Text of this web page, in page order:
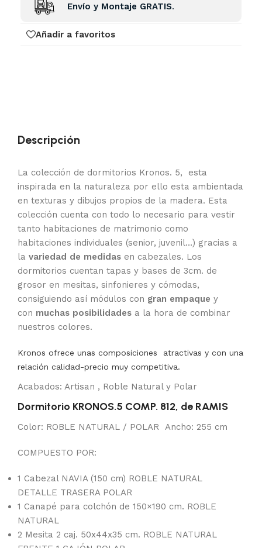
Envío y Montaje GRATIS.
Añadir a favoritos
Descripción
La colección de dormitorios Kronos. 5, esta
inspirada en la naturaleza por ello esta ambientada
en texturas y dibujos propios de la madera. Esta
colección cuenta con todo lo necesario para vestir
tanto habitaciones de matrimonio como
habitaciones individuales (senior, juvenil…) gracias a
la variedad de medidas en cabezales. Los
dormitorios cuentan tapas y bases de 3cm. de
grosor en mesitas, sinfonieres y cómodas,
consiguiendo así módulos con gran empaque y
con muchas posibilidades a la hora de combinar
nuestros colores.
Kronos ofrece unas composiciones atractivas y con una
relación calidad-precio muy competitiva.
Acabados: Artisan , Roble Natural y Polar
Dormitorio KRONOS.5 COMP. 812, de RAMIS
Color: ROBLE NATURAL / POLAR Ancho: 255 cm
COMPUESTO POR:
1 Cabezal NAVIA (150 cm) ROBLE NATURAL
DETALLE TRASERA POLAR
1 Canapé para colchón de 150×190 cm. ROBLE
NATURAL
2 Mesita 2 caj. 50x44x35 cm. ROBLE NATURAL